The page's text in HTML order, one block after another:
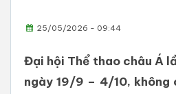
25/05/2026 - 09:44
Đại hội Thể thao châu Á
ngày 19/9 – 4/10,